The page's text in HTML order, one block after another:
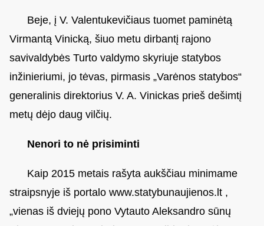
Beje, į V. Valentukevičiaus tuomet paminėtą
Virmantą Vinicką, šiuo metu dirbantį rajono
savivaldybės Turto valdymo skyriuje statybos
inžinieriumi, jo tėvas, pirmasis „Varėnos statybos“
generalinis direktorius V. A. Vinickas prieš dešimtį
metų dėjo daug vilčių.
Nenori to nė prisiminti
Kaip 2015 metais rašyta aukščiau minimame
straipsnyje iš portalo www.statybunaujienos.lt ,
„vienas iš dviejų pono Vytauto Aleksandro sūnų